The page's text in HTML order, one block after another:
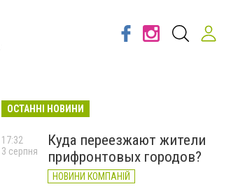
ОСТАННІ НОВИНИ
Куда переезжают жители
прифронтовых городов?
НОВИНИ КОМПАНІЙ
17:32
3 серпня